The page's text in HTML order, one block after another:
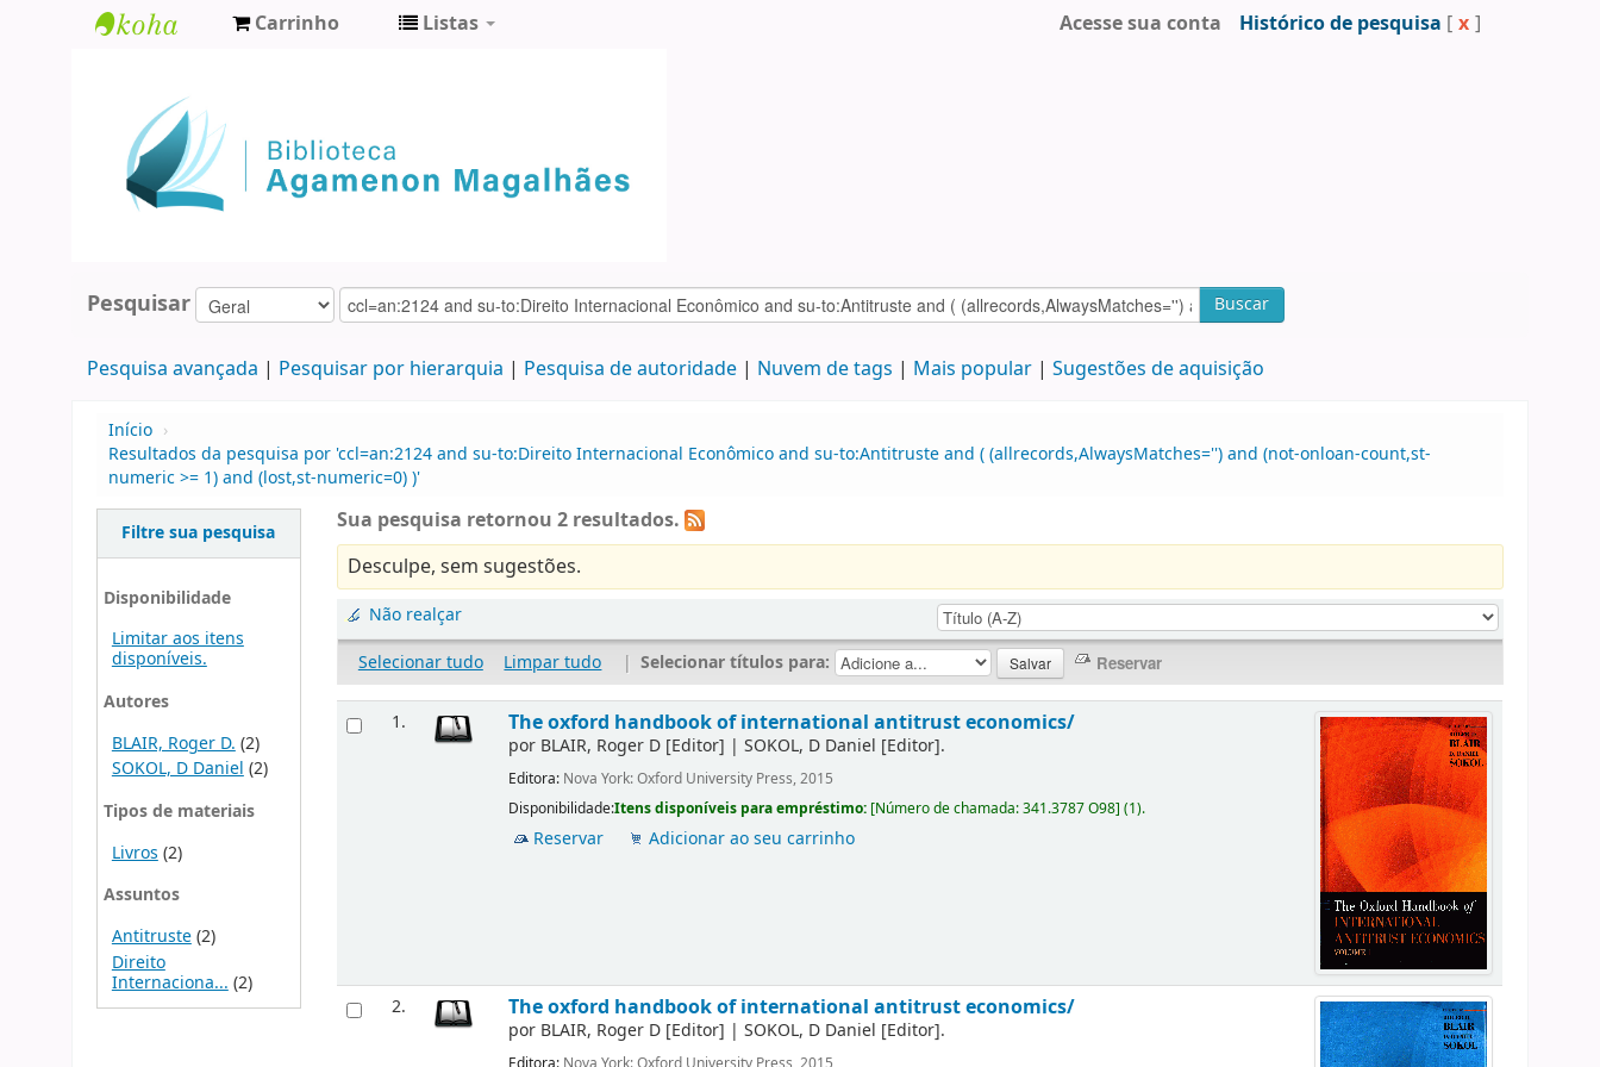
Agamenon
Magalhães
Carrinho Listas Acesse sua conta Histórico de pesquisa [ x ]
Pesquisar Buscar
Pesquisa avançada Pesquisar por hierarquia Pesquisa de autoridade Nuvem de tags Mais popular Sugestões de aquisição
Início ›
Resultados da pesquisa por 'ccl=an:2124 and su-to:Direito Internacional Econômico and su-to:Antitruste and ( (allrecords,AlwaysMatches='') and (not-onloan-count,st-
numeric >= 1) and (lost,st-numeric=0) )'
Filtre sua pesquisa
Disponibilidade
Limitar aos itens
disponíveis.
Autores
BLAIR, Roger D. (2)
SOKOL, D Daniel(2)
Tipos de materiais
Livros (2)
Assuntos
Antitruste(2)
Direito
Internaciona... (2)
Sua pesquisa retornou 2 resultados.
Desculpe, sem sugestões.
Não realçar
Selecionar tudo
Limpar tudo | Selecionar títulos para:
1. The oxford handbook of international antitrust economics/
por BLAIR, Roger D [Editor] |SOKOL, D Daniel [Editor].
Editora: Nova York: Oxford University Press, 2015
Disponibilidade:Itens disponíveis para empréstimo: [Número de chamada:341.3787 O98](1).
Reservar Adicionar ao seu carrinho
2. The oxford handbook of international antitrust economics/
por BLAIR, Roger D [Editor] |SOKOL, D Daniel [Editor].